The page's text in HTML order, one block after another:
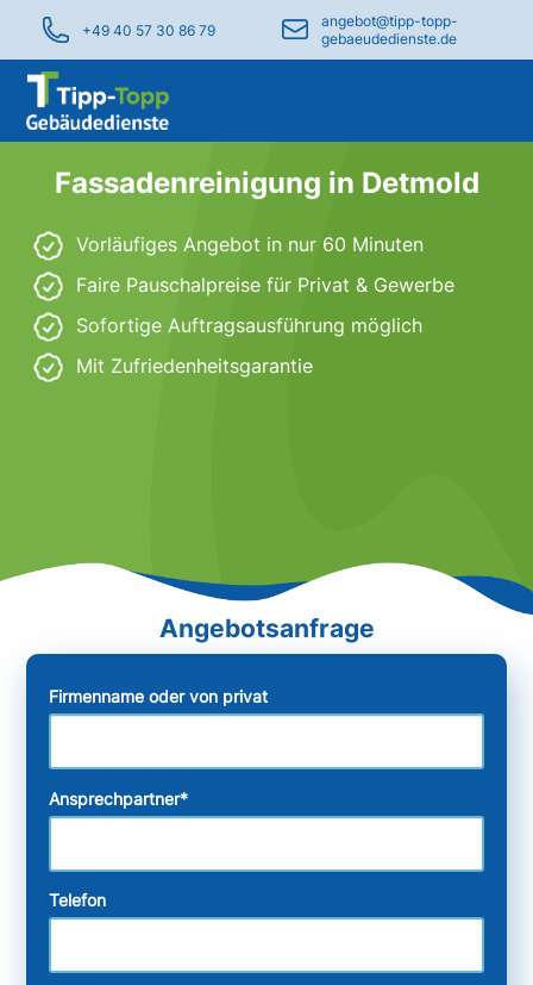
+49 40 57 30 86 79
angebot@tipp-topp-
gebaeudedienste.de
Fassadenreinigung in Detmold
Vorläufiges Angebot in nur 60 Minuten
Faire Pauschalpreise für Privat & Gewerbe
Sofortige Auftragsausführung möglich
Mit Zufriedenheitsgarantie
Firmenname oder von privat
Ansprechpartner*
Telefon